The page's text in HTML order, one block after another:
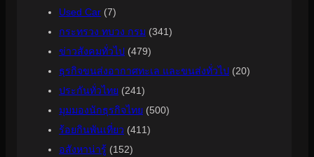
Used Car (7)
กระทรวง ทบวง กรม (341)
ข่าวสังคมทั่วไป (479)
ธุรกิจขนส่งอากาศทะเล และขนส่งทั่วไป (20)
ประกันทั่วไทย (241)
มุมมองนักธุรกิจไทย (500)
ร้อยกินพันเที่ยว (411)
อสังหาน่ารู้ (152)